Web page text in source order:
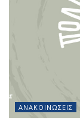
ΑΝΑΚΟΙΝΏΣΕΙΣ